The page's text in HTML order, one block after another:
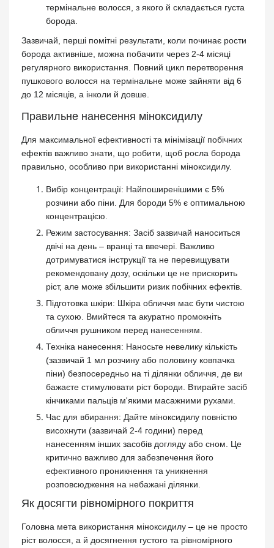
термінальне волосся, з якого й складається густа
борода.
Зазвичай, перші помітні результати, коли починає рости
борода активніше, можна побачити через 2-4 місяці
регулярного використання. Повний цикл перетворення
пушкового волосся на термінальне може зайняти від 6
до 12 місяців, а інколи й довше.
Правильне нанесення міноксидилу
Для максимальної ефективності та мінімізації побічних
ефектів важливо знати, що робити, щоб росла борода
правильно, особливо при використанні міноксидилу.
Вибір концентрації: Найпоширенішими є 5%
розчини або піни. Для бороди 5% є оптимальною
концентрацією.
Режим застосування: Засіб зазвичай наноситься
двічі на день – вранці та ввечері. Важливо
дотримуватися інструкції та не перевищувати
рекомендовану дозу, оскільки це не прискорить
ріст, але може збільшити ризик побічних ефектів.
Підготовка шкіри: Шкіра обличчя має бути чистою
та сухою. Вмийтеся та акуратно промокніть
обличчя рушником перед нанесенням.
Техніка нанесення: Наносьте невелику кількість
(зазвичай 1 мл розчину або половину ковпачка
піни) безпосередньо на ті ділянки обличчя, де ви
бажаєте стимулювати ріст бороди. Втирайте засіб
кінчиками пальців м'якими масажними рухами.
Час для вбирання: Дайте міноксидилу повністю
висохнути (зазвичай 2-4 години) перед
нанесенням інших засобів догляду або сном. Це
критично важливо для забезпечення його
ефективного проникнення та уникнення
розповсюдження на небажані ділянки.
Як досягти рівномірного покриття
Головна мета використання міноксидилу – це не просто
ріст волосся, а й досягнення густого та рівномірного